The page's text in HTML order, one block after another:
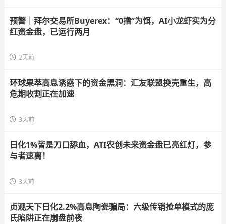
预警｜拜尔交易所Buyerex：“0撸”为饵，AI小龙虾实为分
红资金盘，已运行两月
2天前
环球果萃高息诱惑下的资金黑洞：汇友联盟换壳重生，高
危期收割正在加速
3天前
日化1%皆是刀口舔血，ATI农创未来资金盘已亮红灯，参
与者速离！
3天前
贞观天下日化2.2%高息陶瓷骗局：六级传销抢单模式的庞
氏陷阱正在崩盘前夜